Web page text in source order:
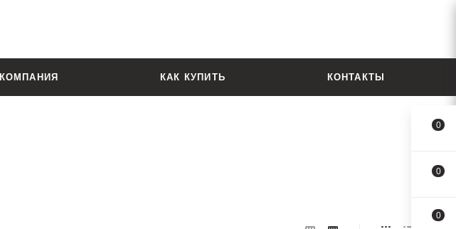
КОМПАНИЯ КАК КУПИТЬ КОНТАКТЫ
0
0
0